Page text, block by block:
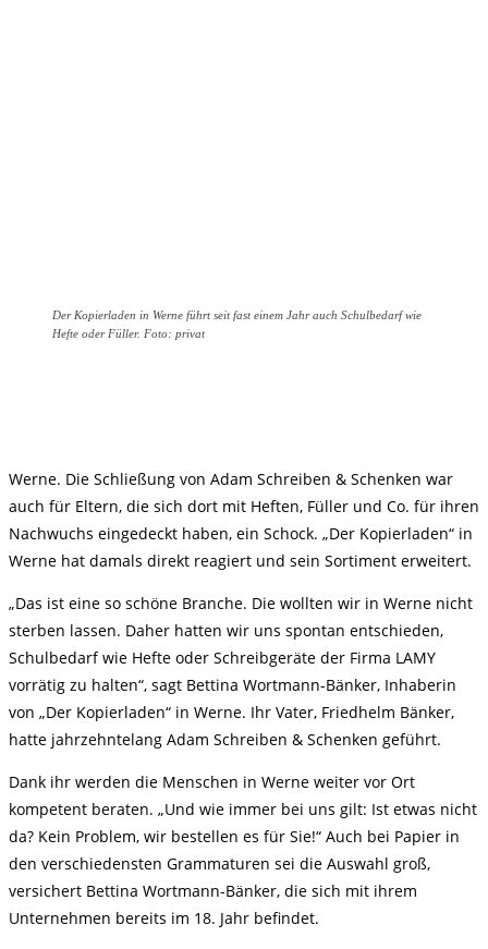
Der Kopierladen in Werne führt seit fast einem Jahr auch Schulbedarf wie
Hefte oder Füller. Foto: privat
Werne. Die Schließung von Adam Schreiben & Schenken war
auch für Eltern, die sich dort mit Heften, Füller und Co. für ihren
Nachwuchs eingedeckt haben, ein Schock. „Der Kopierladen“ in
Werne hat damals direkt reagiert und sein Sortiment erweitert.
„Das ist eine so schöne Branche. Die wollten wir in Werne nicht
sterben lassen. Daher hatten wir uns spontan entschieden,
Schulbedarf wie Hefte oder Schreibgeräte der Firma LAMY
vorrätig zu halten“, sagt Bettina Wortmann-Bänker, Inhaberin
von „Der Kopierladen“ in Werne. Ihr Vater, Friedhelm Bänker,
hatte jahrzehntelang Adam Schreiben & Schenken geführt.
Dank ihr werden die Menschen in Werne weiter vor Ort
kompetent beraten. „Und wie immer bei uns gilt: Ist etwas nicht
da? Kein Problem, wir bestellen es für Sie!“ Auch bei Papier in
den verschiedensten Grammaturen sei die Auswahl groß,
versichert Bettina Wortmann-Bänker, die sich mit ihrem
Unternehmen bereits im 18. Jahr befindet.